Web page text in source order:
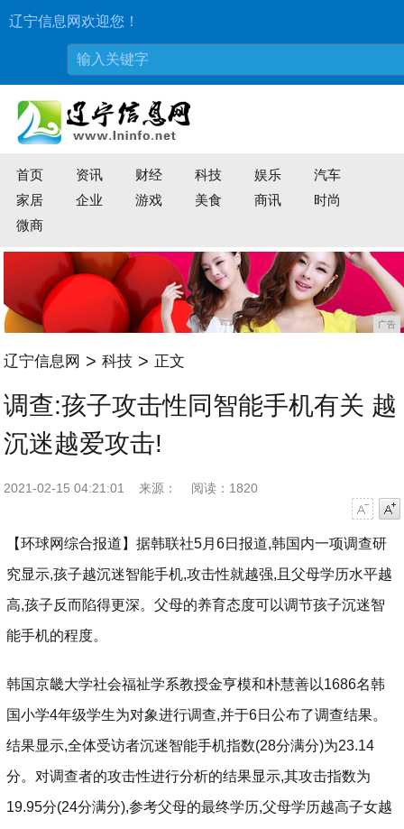
辽宁信息网欢迎您！
首页 资讯 财经 科技 娱乐
汽车
家居
企业 游戏 美食 商讯
时尚
微商
广告
辽宁信息网 > 科技 > 正文
调查:孩子攻击性同智能手机有关 越
沉迷越爱攻击!
2021-02-15 04:21:01 来源：
阅读：1820
【环球网综合报道】据韩联社5月6日报道,韩国内一项调查研
究显示,孩子越沉迷智能手机,攻击性就越强,且父母学历水平越
高,孩子反而陷得更深。父母的养育态度可以调节孩子沉迷智
能手机的程度。
韩国京畿大学社会福祉学系教授金亨模和朴慧善以1686名韩
国小学4年级学生为对象进行调查,并于6日公布了调查结果。
结果显示,全体受访者沉迷智能手机指数(28分满分)为23.14
分。对调查者的攻击性进行分析的结果显示,其攻击指数为
19.95分(24分满分),参考父母的最终学历,父母学历越高子女越